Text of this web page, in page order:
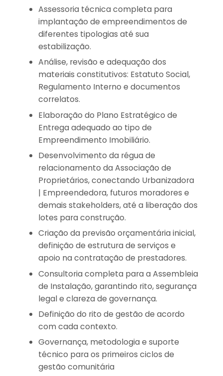
Assessoria técnica completa para
implantação de empreendimentos de
diferentes tipologias até sua
estabilização.
Análise, revisão e adequação dos
materiais constitutivos: Estatuto Social,
Regulamento Interno e documentos
correlatos.
Elaboração do Plano Estratégico de
Entrega adequado ao tipo de
Empreendimento Imobiliário.
Desenvolvimento da régua de
relacionamento da Associação de
Proprietários, conectando Urbanizadora
| Empreendedora, futuros moradores e
demais stakeholders, até a liberação dos
lotes para construção.
Criação da previsão orçamentária inicial,
definição de estrutura de serviços e
apoio na contratação de prestadores.
Consultoria completa para a Assembleia
de Instalação, garantindo rito, segurança
legal e clareza de governança.
Definição do rito de gestão de acordo
com cada contexto.
Governança, metodologia e suporte
técnico para os primeiros ciclos de
gestão comunitária